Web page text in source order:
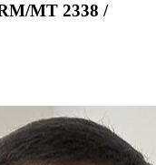
MT 2338 /